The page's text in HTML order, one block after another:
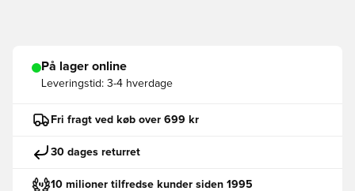
På lager online
Leveringstid: 3-4 hverdage
Fri fragt ved køb over 699 kr
30 dages returret
10 milioner tilfredse kunder siden 1995